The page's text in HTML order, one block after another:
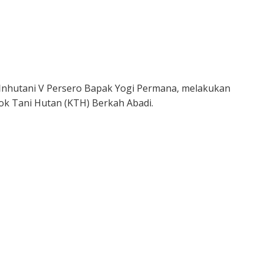
V Persero Bapak Yogi Permana, melakukan
Tani Hutan (KTH) Berkah Abadi.